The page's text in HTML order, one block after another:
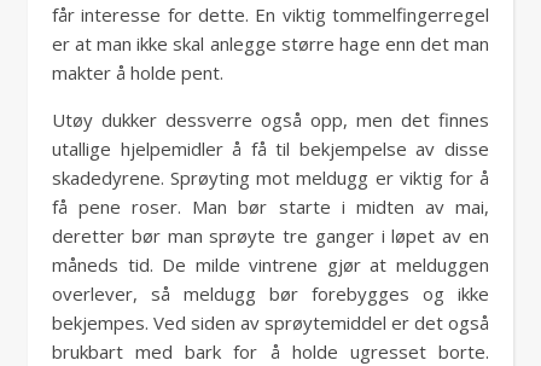
får interesse for dette. En viktig tommelfingerregel
er at man ikke skal anlegge større hage enn det man
makter å holde pent.
Utøy dukker dessverre også opp, men det finnes
utallige hjelpemidler å få til bekjempelse av disse
skadedyrene. Sprøyting mot meldugg er viktig for å
få pene roser. Man bør starte i midten av mai,
deretter bør man sprøyte tre ganger i løpet av en
måneds tid. De milde vintrene gjør at melduggen
overlever, så meldugg bør forebygges og ikke
bekjempes. Ved siden av sprøytemiddel er det også
brukbart med bark for å holde ugresset borte.